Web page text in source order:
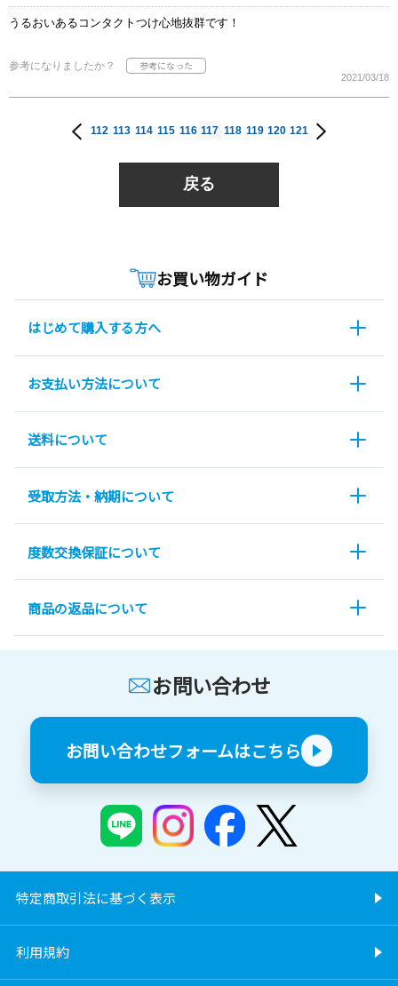
うるおいあるコンタクトつけ心地抜群です！
参考になりましたか？
2021/03/18
112 113 114 115 116 117 118 119 120 121
戻る
お買い物ガイド
はじめて購入する方へ
お支払い方法について
送料について
受取方法・納期について
度数交換保証について
商品の返品について
お問い合わせ
お問い合わせフォームはこちら
特定商取引法に基づく表示
利用規約